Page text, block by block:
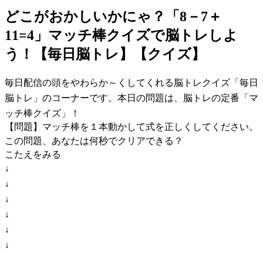
どこがおかしいかにゃ？「8－7＋
11=4」マッチ棒クイズで脳トレしよ
う！【毎日脳トレ】【クイズ】
毎日配信の頭をやわらか～くしてくれる脳トレクイズ「毎日
脳トレ」のコーナーです。本日の問題は、脳トレの定番「マ
ッチ棒クイズ」！
【問題】マッチ棒を１本動かして式を正しくしてください。
この問題、あなたは何秒でクリアできる？
こたえをみる
↓
↓
↓
↓
↓
↓